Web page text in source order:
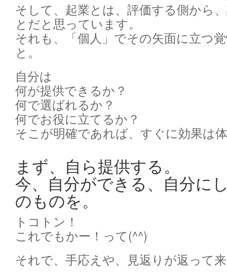
そして、起業とは、評価する側から
とだと思っています。
それも、「個人」でその矢面に立つ
と。
自分は
何が提供できるか？
何で選ばれるか？
何でお役に立てるか？
そこが明確であれば、すぐに効果は
まず、自ら提供する。
今、自分ができる、自分に
のものを。
トコトン！
これでもかー！って(^^)
それで、手応えや、見返りが返って